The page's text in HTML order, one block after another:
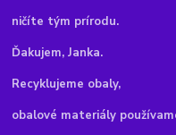
ničíte tým prírodu.
Ďakujem, Janka.
Recyklujeme obaly,
obalové materiály